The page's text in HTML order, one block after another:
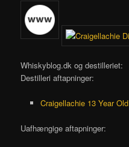
Whiskyblog.dk og destilleriet:
Destilleri aftapninger:
Craigellachie 13 Year Old
Uafhængige aftapninger: